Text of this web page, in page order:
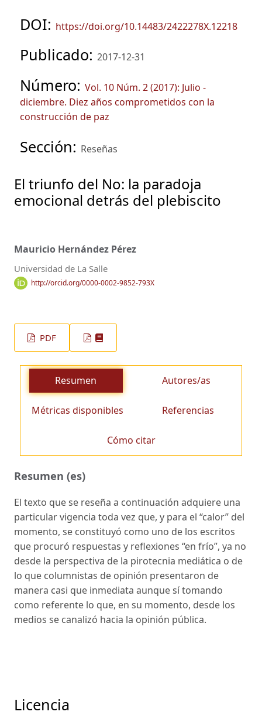
DOI: https://doi.org/10.14483/2422278X.12218
Publicado: 2017-12-31
Número: Vol. 10 Núm. 2 (2017): Julio -
diciembre. Diez años comprometidos con la
construcción de paz
Sección: Reseñas
El triunfo del No: la paradoja
emocional detrás del plebiscito
Mauricio Hernández Pérez
Universidad de La Salle
http://orcid.org/0000-0002-9852-793X
PDF
Resumen Autores/as
Métricas disponibles Referencias
Cómo citar
Resumen (es)
El texto que se reseña a continuación adquiere una
particular vigencia toda vez que, y para el “calor” del
momento, se constituyó como uno de los escritos
que procuró respuestas y reflexiones “en frío”, ya no
desde la perspectiva de la pirotecnia mediática o de
lo que columnistas de opinión presentaron de
manera casi que inmediata aunque sí tomando
como referente lo que, en su momento, desde los
medios se canalizó hacia la opinión pública.
Licencia